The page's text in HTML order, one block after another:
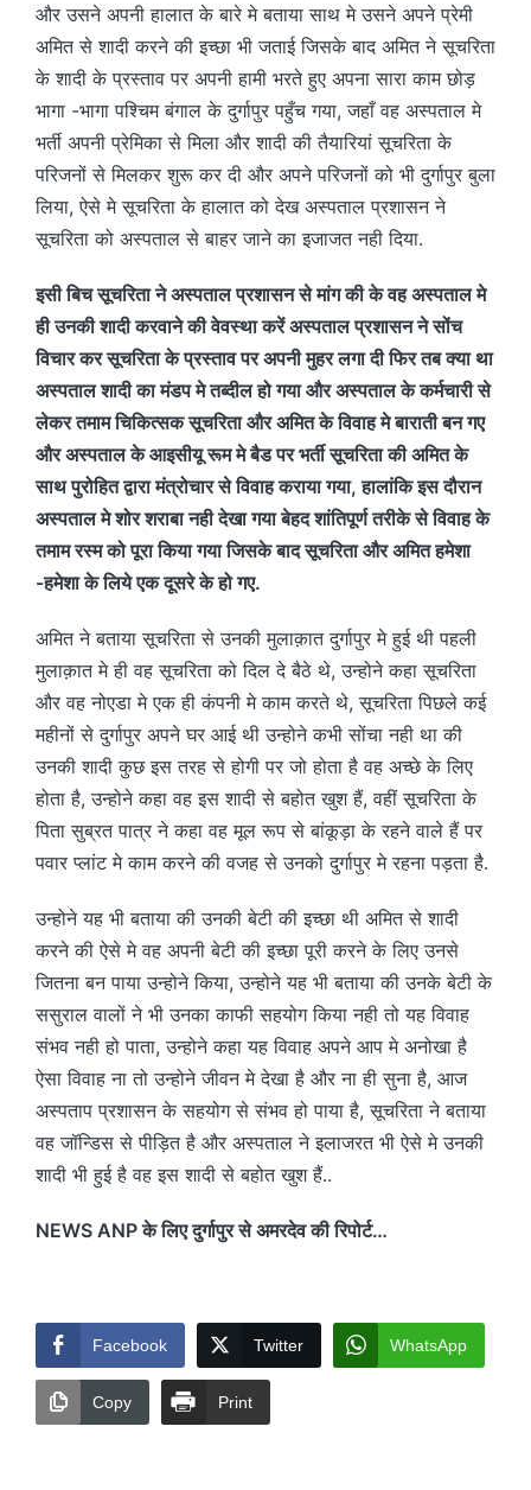
और उसने अपनी हालात के बारे मे बताया साथ मे उसने अपने प्रेमी
अमित से शादी करने की इच्छा भी जताई जिसके बाद अमित ने सूचरिता
के शादी के प्रस्ताव पर अपनी हामी भरते हुए अपना सारा काम छोड़
भागा -भागा पश्चिम बंगाल के दुर्गापुर पहुँच गया, जहाँ वह अस्पताल मे
भर्ती अपनी प्रेमिका से मिला और शादी की तैयारियां सूचरिता के
परिजनों से मिलकर शुरू कर दी और अपने परिजनों को भी दुर्गापुर बुला
लिया, ऐसे मे सूचरिता के हालात को देख अस्पताल प्रशासन ने
सूचरिता को अस्पताल से बाहर जाने का इजाजत नही दिया.
इसी बिच सूचरिता ने अस्पताल प्रशासन से मांग की के वह अस्पताल मे
ही उनकी शादी करवाने की वेवस्था करें अस्पताल प्रशासन ने सोंच
विचार कर सूचरिता के प्रस्ताव पर अपनी मुहर लगा दी फिर तब क्या था
अस्पताल शादी का मंडप मे तब्दील हो गया और अस्पताल के कर्मचारी से
लेकर तमाम चिकित्सक सूचरिता और अमित के विवाह मे बाराती बन गए
और अस्पताल के आइसीयू रूम मे बैड पर भर्ती सूचरिता की अमित के
साथ पुरोहित द्वारा मंत्रोचार से विवाह कराया गया, हालांकि इस दौरान
अस्पताल मे शोर शराबा नही देखा गया बेहद शांतिपूर्ण तरीके से विवाह के
तमाम रस्म को पूरा किया गया जिसके बाद सूचरिता और अमित हमेशा
-हमेशा के लिये एक दूसरे के हो गए.
अमित ने बताया सूचरिता से उनकी मुलाक़ात दुर्गापुर मे हुई थी पहली
मुलाक़ात मे ही वह सूचरिता को दिल दे बैठे थे, उन्होने कहा सूचरिता
और वह नोएडा मे एक ही कंपनी मे काम करते थे, सूचरिता पिछले कई
महीनों से दुर्गापुर अपने घर आई थी उन्होने कभी सोंचा नही था की
उनकी शादी कुछ इस तरह से होगी पर जो होता है वह अच्छे के लिए
होता है, उन्होने कहा वह इस शादी से बहोत खुश हैं, वहीं सूचरिता के
पिता सुब्रत पात्र ने कहा वह मूल रूप से बांकूड़ा के रहने वाले हैं पर
पवार प्लांट मे काम करने की वजह से उनको दुर्गापुर मे रहना पड़ता है.
उन्होने यह भी बताया की उनकी बेटी की इच्छा थी अमित से शादी
करने की ऐसे मे वह अपनी बेटी की इच्छा पूरी करने के लिए उनसे
जितना बन पाया उन्होने किया, उन्होने यह भी बताया की उनके बेटी के
ससुराल वालों ने भी उनका काफी सहयोग किया नही तो यह विवाह
संभव नही हो पाता, उन्होने कहा यह विवाह अपने आप मे अनोखा है
ऐसा विवाह ना तो उन्होने जीवन मे देखा है और ना ही सुना है, आज
अस्पताप प्रशासन के सहयोग से संभव हो पाया है, सूचरिता ने बताया
वह जॉन्डिस से पीड़ित है और अस्पताल ने इलाजरत भी ऐसे मे उनकी
शादी भी हुई है वह इस शादी से बहोत खुश हैं..
NEWS ANP के लिए दुर्गापुर से अमरदेव की रिपोर्ट…
Facebook Twitter WhatsApp
Copy Print